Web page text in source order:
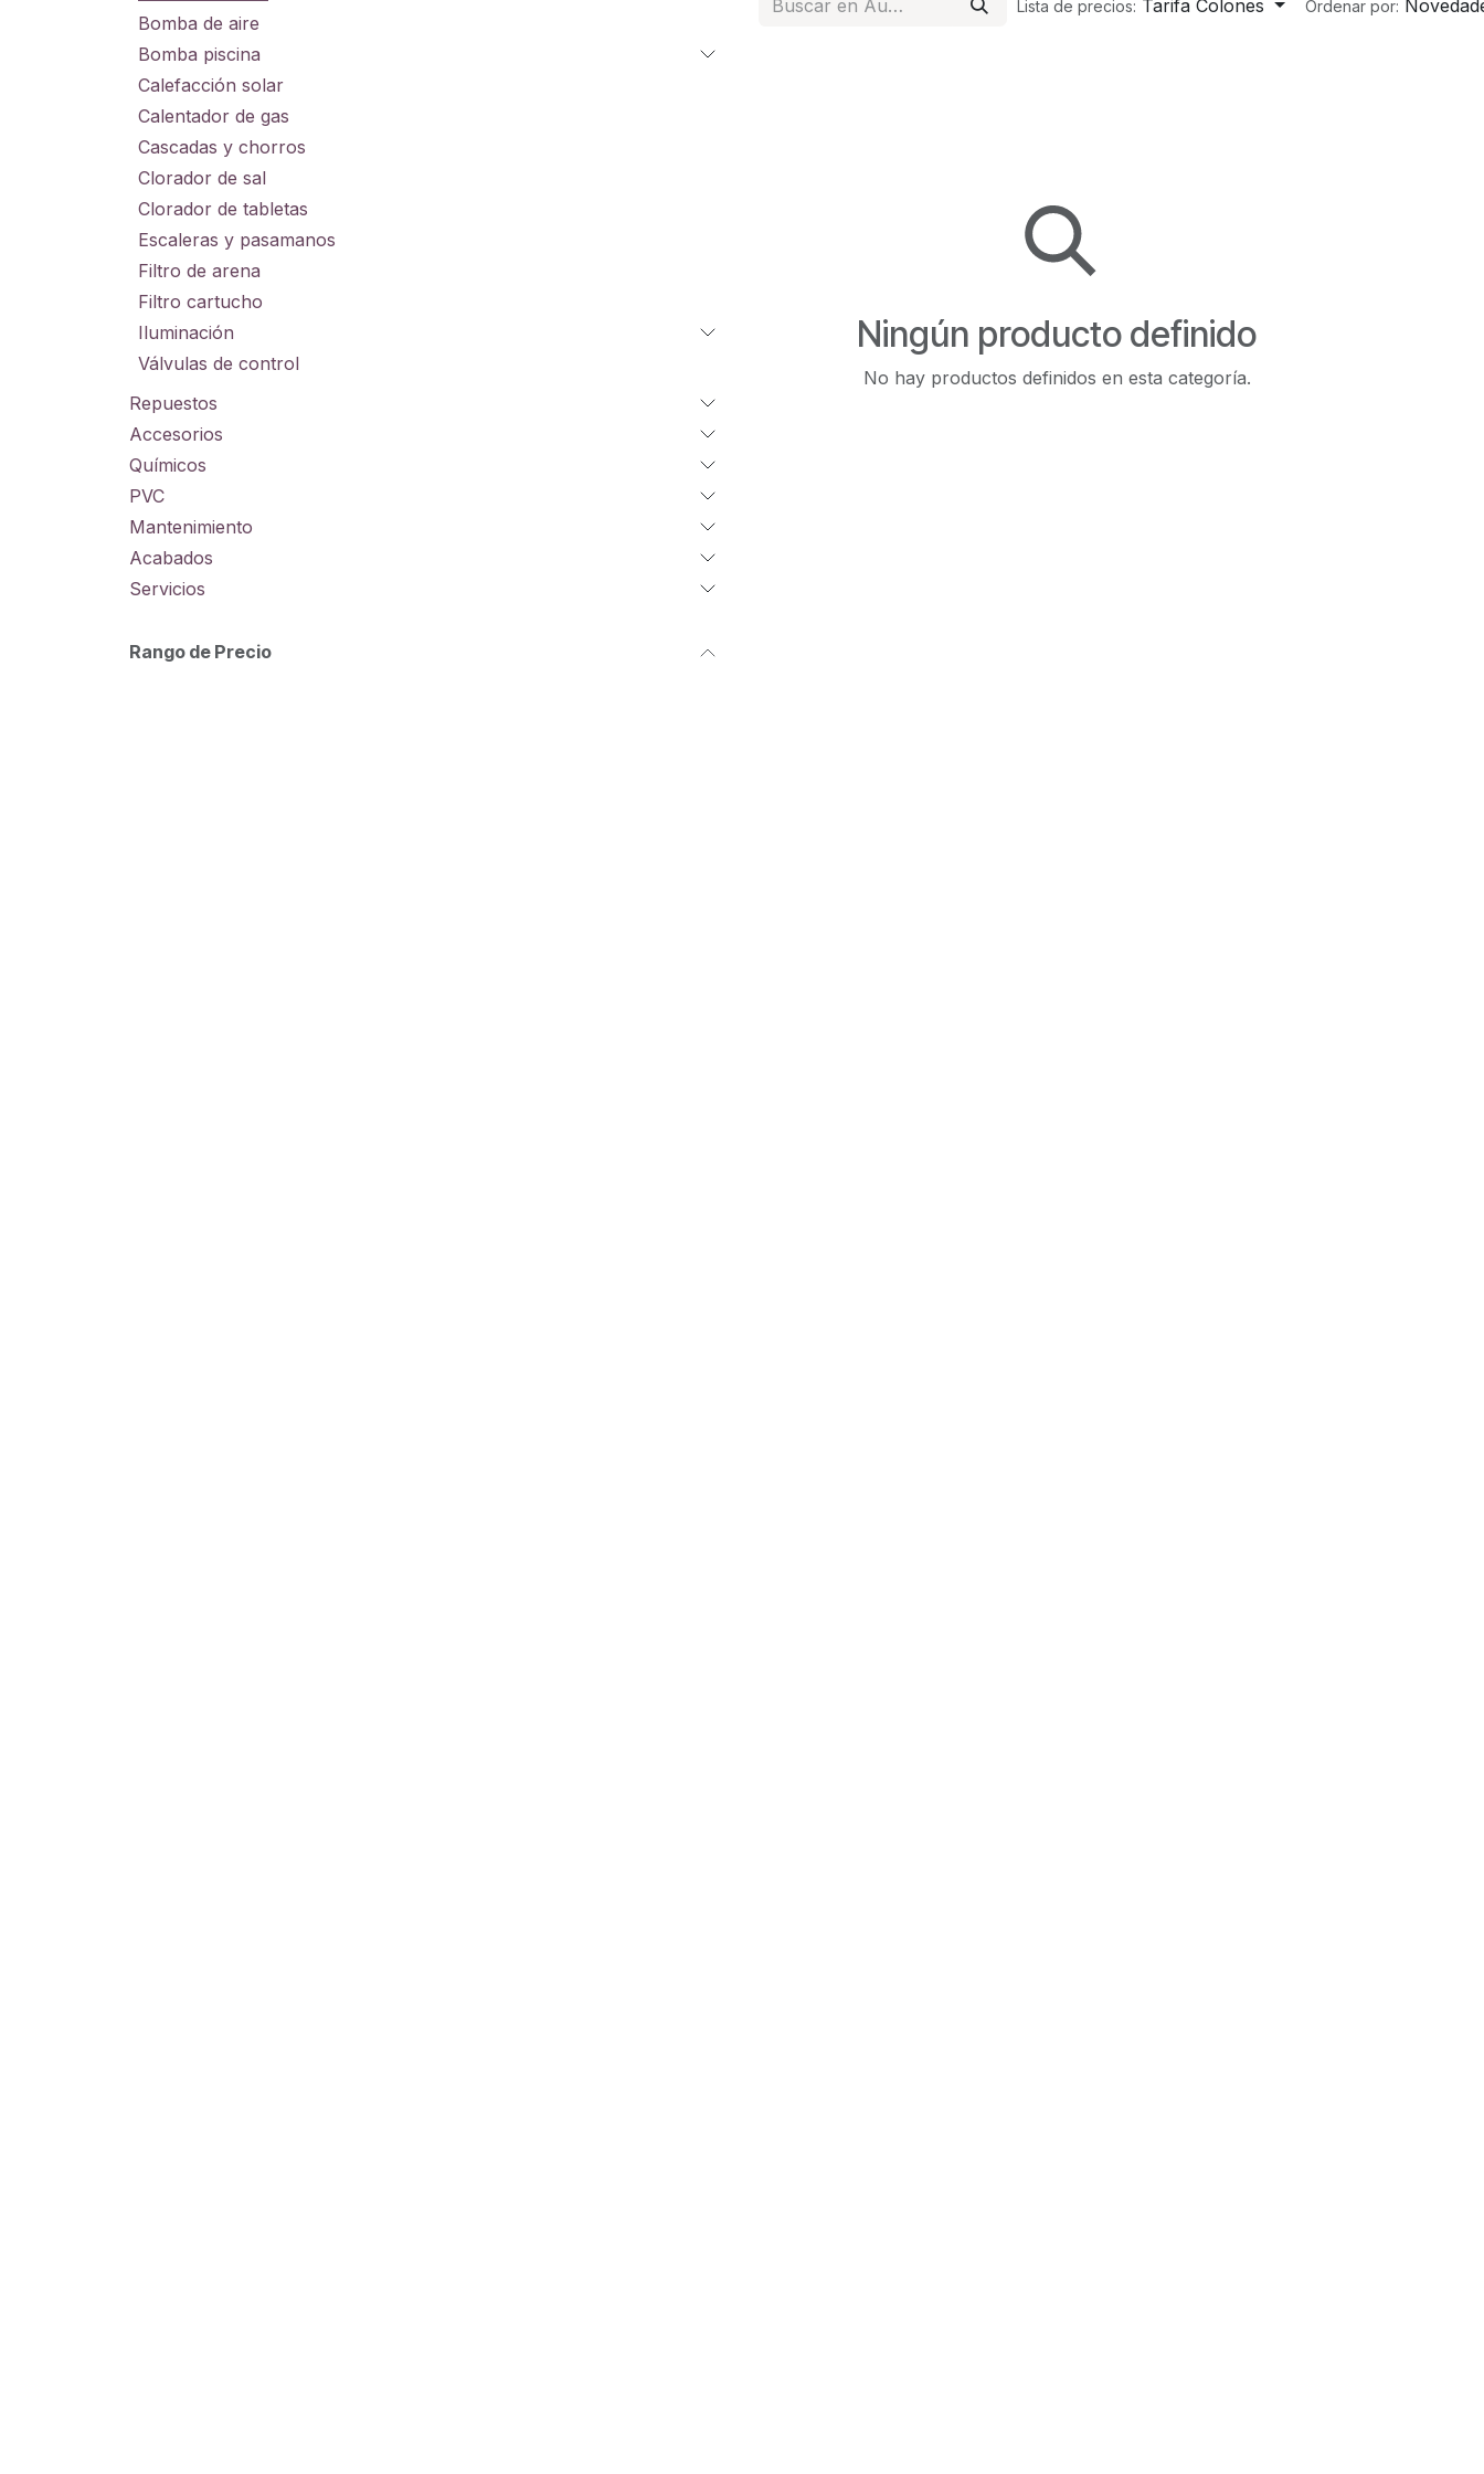
Bomba de aire
Bomba piscina
Calefacción solar
Calentador de gas
Cascadas y chorros
Clorador de sal
Clorador de tabletas
Escaleras y pasamanos
Filtro de arena
Filtro cartucho
Iluminación
Válvulas de control
Repuestos
Accesorios
Químicos
PVC
Mantenimiento
Acabados
Servicios
Rango de Precio
Lista de precios: Tarifa Colones Ordenar por:
Ningún producto definido
No hay productos definidos en esta categoría.